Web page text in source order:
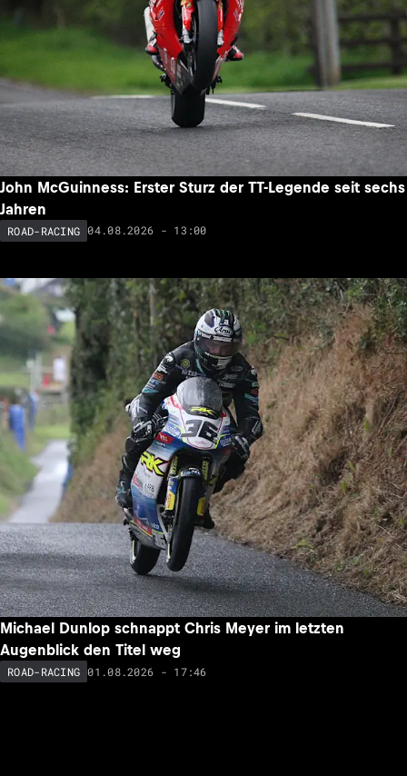
John McGuinness: Erster Sturz der TT-Legende seit sechs
Jahren
ROAD-RACING 04.08.2026 - 13:00
Michael Dunlop schnappt Chris Meyer im letzten
Augenblick den Titel weg
ROAD-RACING 01.08.2026 - 17:46